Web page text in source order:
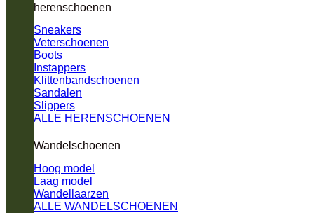
herenschoenen
Sneakers
Veterschoenen
Boots
Instappers
Klittenbandschoenen
Sandalen
Slippers
ALLE HERENSCHOENEN
Wandelschoenen
Hoog model
Laag model
Wandellaarzen
ALLE WANDELSCHOENEN